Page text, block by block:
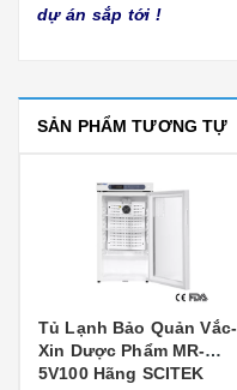
dự án sắp tới !
SẢN PHẨM TƯƠNG TỰ
Tủ Lạnh Bảo Quản Vắc-
Xin Dược Phẩm MR-
5V100 Hãng SCITEK